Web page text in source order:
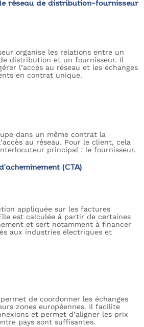
réseau de distribution-fournisseur
organise les relations entre un
distribution et un fournisseur. Il
l’accès au réseau et les échanges
en contrat unique.
dans un même contrat la
au réseau. Pour le client, cela
principal : le fournisseur.
(CTA)
appliquée sur les factures
est calculée à partir de certaines
et sert notamment à financer
aux industries électriques et
de coordonner les échanges
zones européennes. Il facilite
et permet d’aligner les prix
pays sont suffisantes.